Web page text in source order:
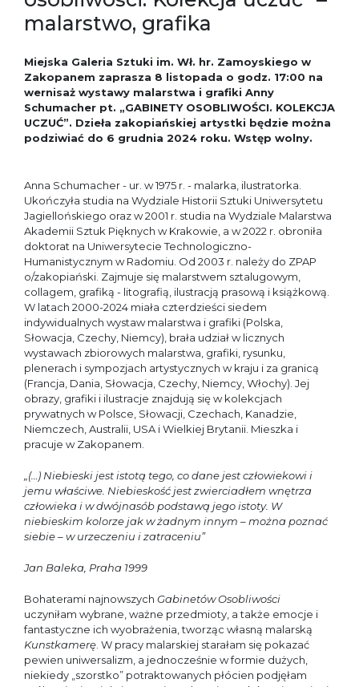
malarstwo, grafika
Miejska Galeria Sztuki im. Wł. hr. Zamoyskiego w
Zakopanem zaprasza 8 listopada o godz. 17:00 na
wernisaż wystawy malarstwa i grafiki Anny
Schumacher pt. „GABINETY OSOBLIWOŚCI. KOLEKCJA
UCZUĆ”. Dzieła zakopiańskiej artystki będzie można
podziwiać do 6 grudnia 2024 roku. Wstęp wolny.
Anna Schumacher - ur. w 1975 r. - malarka, ilustratorka.
Ukończyła studia na Wydziale Historii Sztuki Uniwersytetu
Jagiellońskiego oraz w 2001 r. studia na Wydziale Malarstwa
Akademii Sztuk Pięknych w Krakowie, a w 2022 r. obroniła
doktorat na Uniwersytecie Technologiczno-
Humanistycznym w Radomiu. Od 2003 r. należy do ZPAP
o/zakopiański. Zajmuje się malarstwem sztalugowym,
collagem, grafiką - litografią, ilustracją prasową i książkową.
W latach 2000-2024 miała czterdzieści siedem
indywidualnych wystaw malarstwa i grafiki (Polska,
Słowacja, Czechy, Niemcy), brała udział w licznych
wystawach zbiorowych malarstwa, grafiki, rysunku,
plenerach i sympozjach artystycznych w kraju i za granicą
(Francja, Dania, Słowacja, Czechy, Niemcy, Włochy). Jej
obrazy, grafiki i ilustracje znajdują się w kolekcjach
prywatnych w Polsce, Słowacji, Czechach, Kanadzie,
Niemczech, Australii, USA i Wielkiej Brytanii. Mieszka i
pracuje w Zakopanem.
„(…) Niebieski jest istotą tego, co dane jest człowiekowi i
jemu właściwe. Niebieskość jest zwierciadłem wnętrza
człowieka i w dwójnasób podstawą jego istoty. W
niebieskim kolorze jak w żadnym innym – można poznać
siebie – w urzeczeniu i zatraceniu”
Jan Baleka, Praha 1999
Bohaterami najnowszych Gabinetów Osobliwości
uczyniłam wybrane, ważne przedmioty, a także emocje i
fantastyczne ich wyobrażenia, tworząc własną malarską
Kunstkamerę. W pracy malarskiej starałam się pokazać
pewien uniwersalizm, a jednocześnie w formie dużych,
niekiedy „szorstko” potraktowanych płócien podjęłam